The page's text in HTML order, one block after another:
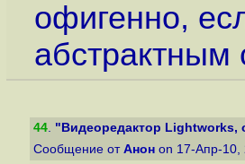
офигенно,
абстрактным
44. "Видеоредактор Lightworks,
Сообщение от Анон on 17-Апр-10,